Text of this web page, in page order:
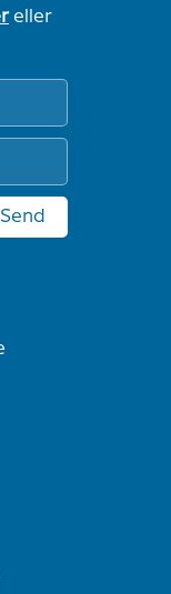
eller
Send